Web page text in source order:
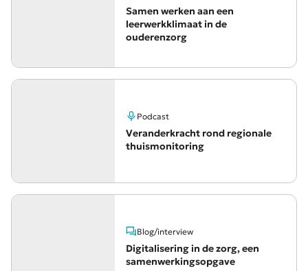
Samen werken aan een
leerwerkklimaat in de
ouderenzorg
Podcast
Veranderkracht rond regionale
thuismonitoring
Blog/interview
Digitalisering in de zorg, een
samenwerkingsopgave